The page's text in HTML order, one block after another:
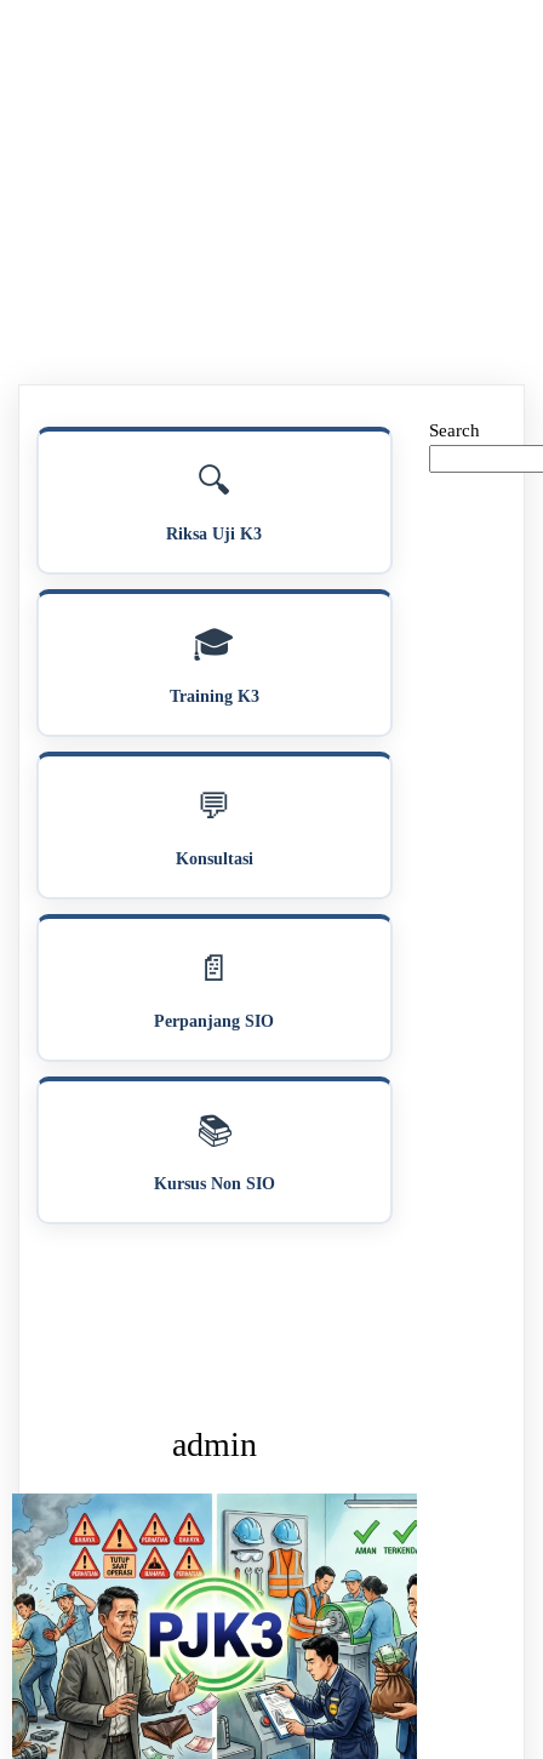
🔍
Riksa Uji K3
🎓
Training K3
💬
Konsultasi
📄
Perpanjang SIO
📚
Kursus Non SIO
admin
Search